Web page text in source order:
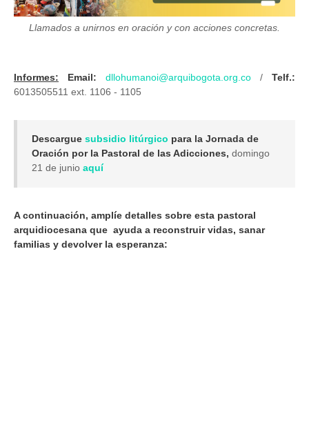
Llamados a unirnos en oración y con acciones concretas.
Informes: Email: dllohumanoi@arquibogota.org.co / Telf.:
6013505511 ext. 1106 - 1105
Descargue subsidio litúrgico para la Jornada de
Oración por la Pastoral de las Adicciones, domingo
21 de junio aquí
A continuación, amplíe detalles sobre esta pastoral
arquidiocesana que ayuda a reconstruir vidas, sanar
familias y devolver la esperanza: